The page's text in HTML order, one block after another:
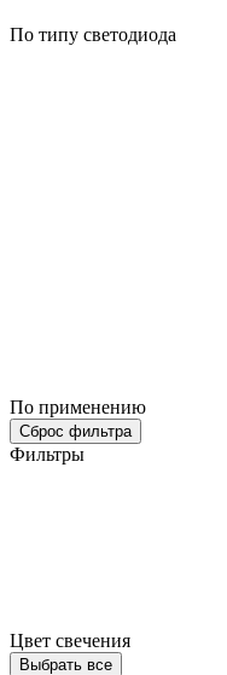
По типу светодиода
По применению
Сброс фильтра
Фильтры
Цвет свечения
Выбрать все